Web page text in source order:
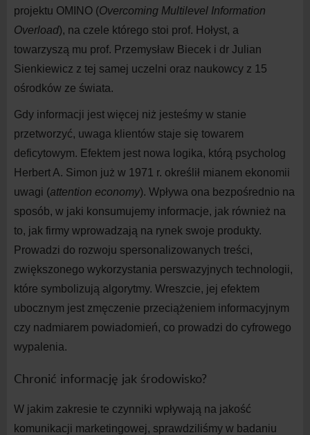
projektu OMINO (Overcoming Multilevel Information
Overload), na czele którego stoi prof. Hołyst, a
towarzyszą mu prof. Przemysław Biecek i dr Julian
Sienkiewicz z tej samej uczelni oraz naukowcy z 1 5
ośrodków ze świata.
Gdy informacji jest więcej niż jesteśmy w stanie
przetworzyć, uwaga klientów staje się towarem
deficytowym. Efektem jest nowa logika, którą psycholog
Herbert A. Simon już w 1971 r. określił mianem ekonomii
uwagi (attention economy). Wpływa ona bezpośrednio na
sposób, w jaki konsumujemy informacje, jak również na
to, jak firmy wprowadzają na rynek swoje produkty.
Prowadzi do rozwoju spersonalizowanych treści,
zwiększonego wykorzystania perswazyjnych technologii,
które symbolizują algorytmy. Wreszcie, jej efektem
ubocznym jest zmęczenie przeciążeniem informacyjnym
czy nadmiarem powiadomień, co prowadzi do cyfrowego
wypalenia.
Chronić informację jak środowisko?
W jakim zakresie te czynniki wpływają na jakość
komunikacji marketingowej, sprawdziliśmy w badaniu